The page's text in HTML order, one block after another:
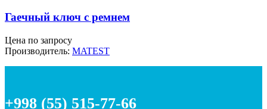
Гаечный ключ с ремнем
Цена по запросу
Производитель: MATEST
+998 (55) 515-77-66